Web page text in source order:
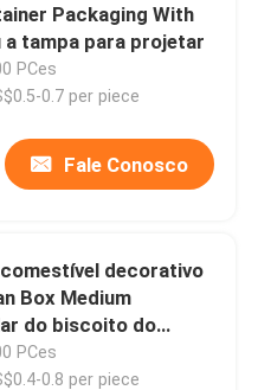
Packaging With
tampa para projetar
PCes
0.7 per piece
Fale Conosco
decorativo
Box Medium
do biscoito do
PCes
0.8 per piece